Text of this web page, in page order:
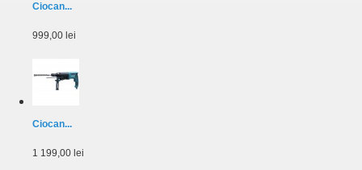
Ciocan...
999,00 lei
Ciocan...
1 199,00 lei